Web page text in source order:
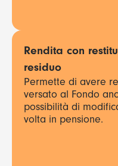
Rendita con
residuo
Permette di avere
versato al Fondo
possibilità di
volta in pensione.